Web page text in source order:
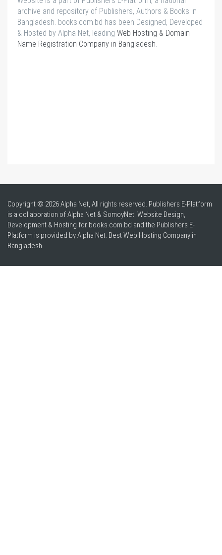
archive and repository of Publishers, Authors & Books in
Bangladesh. books.com.bd has been Designed, Developed
& Hosted by Alpha Net, leading Web Hosting & Domain
Name Registration Company in Bangladesh
Copyright © 2026 Alpha Net, All rights reserved. Publishers E-Platform
is a collaboration of Alpha Net & SomoyNet. Website Design,
Development & Hosting for books.com.bd and the Publishers E-
Platform is provided by Alpha Net. BestWeb Hosting Company in
Bangladesh.